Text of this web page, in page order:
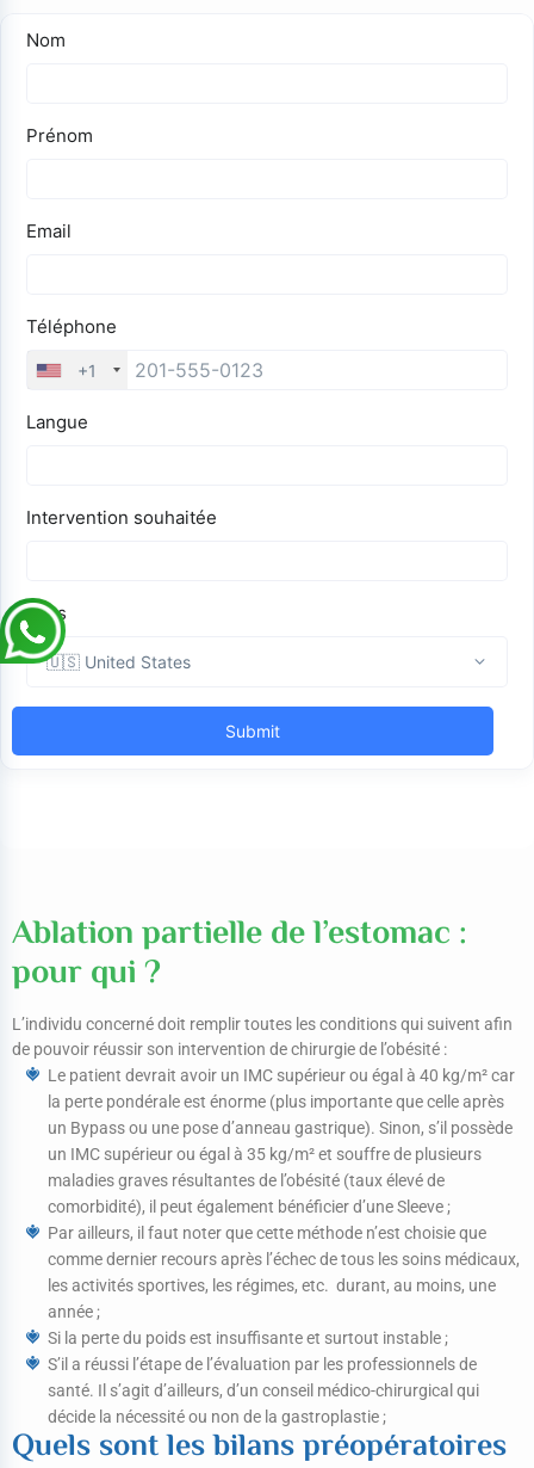
Ablation partielle de l’estomac :
pour qui ?
L’individu concerné doit remplir toutes les conditions qui suivent afin
de pouvoir réussir son intervention de chirurgie de l’obésité :
Le patient devrait avoir un IMC supérieur ou égal à 40 kg/m² car
la perte pondérale est énorme (plus importante que celle après
un Bypass ou une pose d’anneau gastrique). Sinon, s’il possède
un IMC supérieur ou égal à 35 kg/m² et souffre de plusieurs
maladies graves résultantes de l’obésité (taux élevé de
comorbidité), il peut également bénéficier d’une Sleeve ;
Par ailleurs, il faut noter que cette méthode n’est choisie que
comme dernier recours après l’échec de tous les soins médicaux,
les activités sportives, les régimes, etc. durant, au moins, une
année ;
Si la perte du poids est insuffisante et surtout instable ;
S’il a réussi l’étape de l’évaluation par les professionnels de
santé. Il s’agit d’ailleurs, d’un conseil médico-chirurgical qui
décide la nécessité ou non de la gastroplastie ;
Quels sont les bilans préopératoires